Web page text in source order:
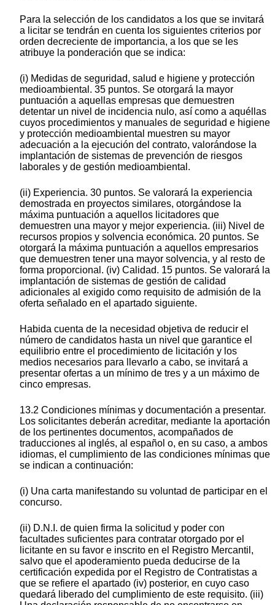
Para la selección de los candidatos a los que se invitará
a licitar se tendrán en cuenta los siguientes criterios por
orden decreciente de importancia, a los que se les
atribuye la ponderación que se indica:
(i) Medidas de seguridad, salud e higiene y protección
medioambiental. 35 puntos. Se otorgará la mayor
puntuación a aquellas empresas que demuestren
detentar un nivel de incidencia nulo, así como a aquéllas
cuyos procedimientos y manuales de seguridad e higiene
y protección medioambiental muestren su mayor
adecuación a la ejecución del contrato, valorándose la
implantación de sistemas de prevención de riesgos
laborales y de gestión medioambiental.
(ii) Experiencia. 30 puntos. Se valorará la experiencia
demostrada en proyectos similares, otorgándose la
máxima puntuación a aquellos licitadores que
demuestren una mayor y mejor experiencia. (iii) Nivel de
recursos propios y solvencia económica. 20 puntos. Se
otorgará la máxima puntuación a aquellos empresarios
que demuestren tener una mayor solvencia, y al resto de
forma proporcional. (iv) Calidad. 15 puntos. Se valorará la
implantación de sistemas de gestión de calidad
adicionales al exigido como requisito de admisión de la
oferta señalado en el apartado siguiente.
Habida cuenta de la necesidad objetiva de reducir el
número de candidatos hasta un nivel que garantice el
equilibrio entre el procedimiento de licitación y los
medios necesarios para llevarlo a cabo, se invitará a
presentar ofertas a un mínimo de tres y a un máximo de
cinco empresas.
13.2 Condiciones mínimas y documentación a presentar.
Los solicitantes deberán acreditar, mediante la aportación
de los pertinentes documentos, acompañados de
traducciones al inglés, al español o, en su caso, a ambos
idiomas, el cumplimiento de las condiciones mínimas que
se indican a continuación:
(i) Una carta manifestando su voluntad de participar en el
concurso.
(ii) D.N.I. de quien firma la solicitud y poder con
facultades suficientes para contratar otorgado por el
licitante en su favor e inscrito en el Registro Mercantil,
salvo que el apoderamiento pueda deducirse de la
certificación expedida por el Registro de Contratistas a
que se refiere el apartado (iv) posterior, en cuyo caso
quedará liberado del cumplimiento de este requisito. (iii)